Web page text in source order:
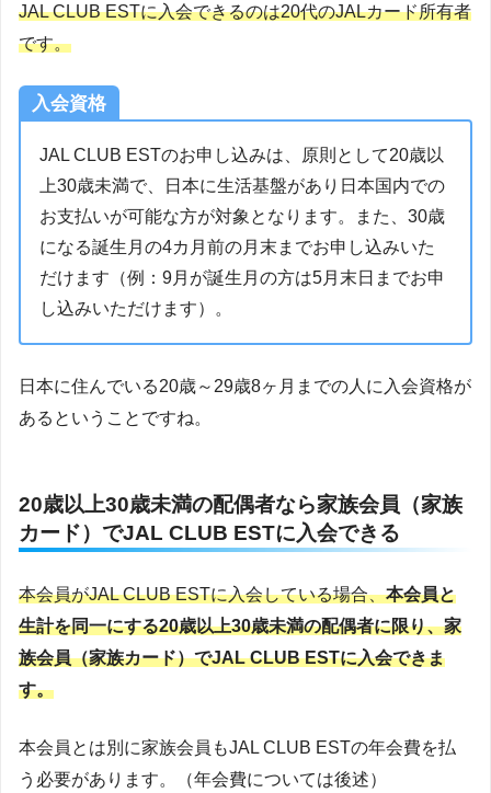
JAL CLUB ESTに入会できるのは20代のJALカード所有者
です。
入会資格
JAL CLUB ESTのお申し込みは、原則として20歳以
上30歳未満で、日本に生活基盤があり日本国内での
お支払いが可能な方が対象となります。また、30歳
になる誕生月の4カ月前の月末までお申し込みいた
だけます（例：9月が誕生月の方は5月末日までお申
し込みいただけます）。
日本に住んでいる20歳～29歳8ヶ月までの人に入会資格が
あるということですね。
20歳以上30歳未満の配偶者なら家族会員（家族
カード）でJAL CLUB ESTに入会できる
本会員がJAL CLUB ESTに入会している場合、本会員と
生計を同一にする20歳以上30歳未満の配偶者に限り、家
族会員（家族カード）でJAL CLUB ESTに入会できま
す。
本会員とは別に家族会員もJAL CLUB ESTの年会費を払
う必要があります。（年会費については後述）